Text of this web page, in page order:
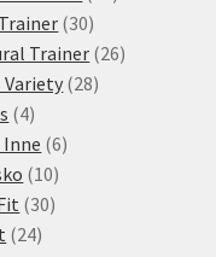
3030
produktů
Trainer 2626
2828
44
produkty
66
1010
produktů
3030
2424